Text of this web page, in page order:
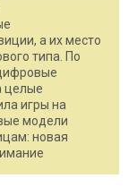
а их место
типа. По
целые
игры на
модели
новая